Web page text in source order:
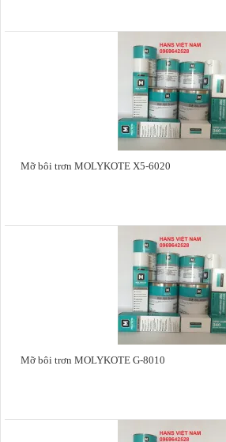
Mỡ bôi trơn MOLYKOTE X5-6020
Mỡ bôi trơn MOLYKOTE G-8010